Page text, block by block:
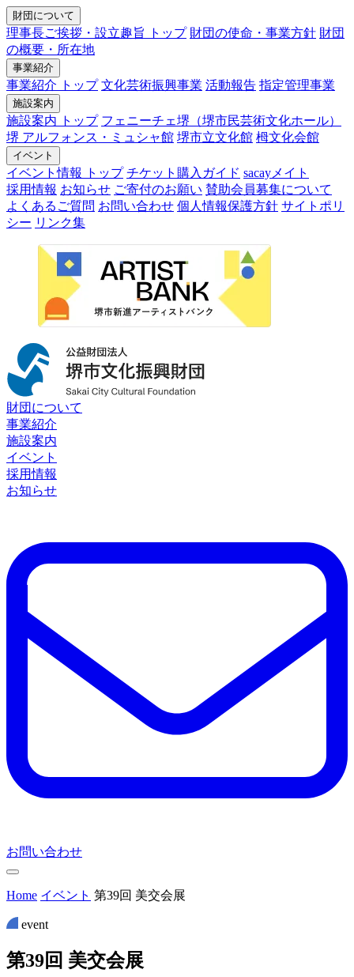
財団について
理事長ご挨拶・設立趣旨 トップ 財団の使命・事業方針 財団
の概要・所在地
事業紹介
事業紹介 トップ 文化芸術振興事業 活動報告 指定管理事業
施設案内
施設案内 トップ フェニーチェ堺（堺市民芸術文化ホール）
堺 アルフォンス・ミュシャ館 堺市立文化館 栂文化会館
イベント
イベント情報 トップ チケット購入ガイド sacayメイト
採用情報 お知らせ ご寄付のお願い 賛助会員募集について
よくあるご質問 お問い合わせ 個人情報保護方針 サイトポリ
シー リンク集
財団について
事業紹介
施設案内
イベント
採用情報
お知らせ
お問い合わせ
Home イベント 第39回 美交会展
event
第39回 美交会展